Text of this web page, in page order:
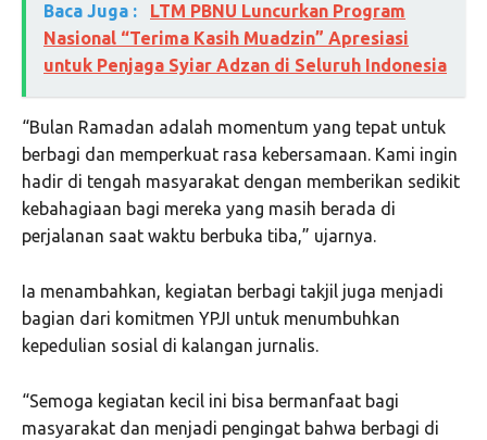
Baca Juga :
LTM PBNU Luncurkan Program
Nasional “Terima Kasih Muadzin” Apresiasi
untuk Penjaga Syiar Adzan di Seluruh Indonesia
“Bulan Ramadan adalah momentum yang tepat untuk
berbagi dan memperkuat rasa kebersamaan. Kami ingin
hadir di tengah masyarakat dengan memberikan sedikit
kebahagiaan bagi mereka yang masih berada di
perjalanan saat waktu berbuka tiba,” ujarnya.
Ia menambahkan, kegiatan berbagi takjil juga menjadi
bagian dari komitmen YPJI untuk menumbuhkan
kepedulian sosial di kalangan jurnalis.
“Semoga kegiatan kecil ini bisa bermanfaat bagi
masyarakat dan menjadi pengingat bahwa berbagi di